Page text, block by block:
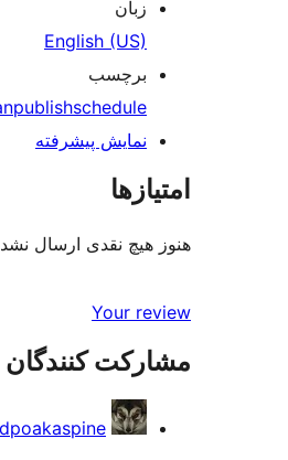
زبان
English (US)
برچسب
publishschedule
نمایش پیشرفته
امتیازها
هنوز هیچ نقدی ارسال
Your review
مشارکت کنندگان
dpoakaspine